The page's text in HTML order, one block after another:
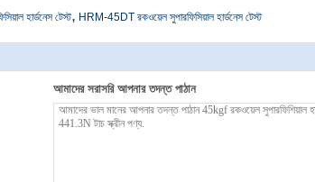
হার্ডনেস টেস্ট, HRM-45DT রকওয়েল সুপারফিসিয়াল হার্ডনেস টেস্ট
আমাদের সরাসরি আপনার তদন্ত পাঠান